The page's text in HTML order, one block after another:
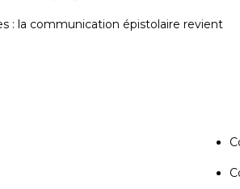
: la communication épistolaire revient